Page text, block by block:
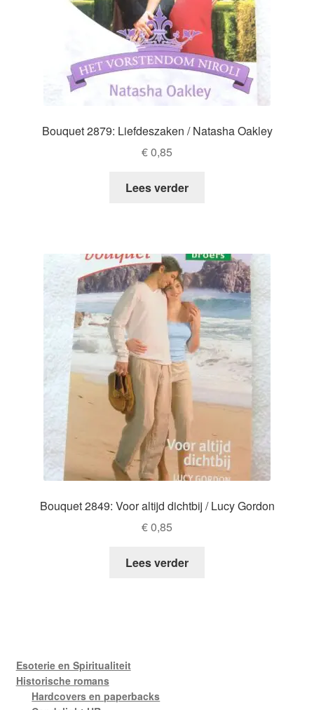
Bouquet 2879: Liefdeszaken / Natasha Oakley
€0,85
Lees verder
Bouquet 2849: Voor altijd dichtbij / Lucy Gordon
€0,85
Lees verder
Esoterie en Spiritualiteit
Historische romans
Hardcovers en paperbacks